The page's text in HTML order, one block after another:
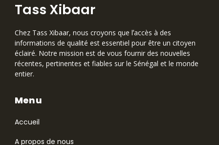
Tass Xibaar
Chez Tass Xibaar, nous croyons que lʼaccès à des
informations de qualité est essentiel pour être un citoyen
éclairé. Notre mission est de vous fournir des nouvelles
récentes, pertinentes et fiables sur le Sénégal et le monde
entier.
Accueil
A propos de nous
Menu